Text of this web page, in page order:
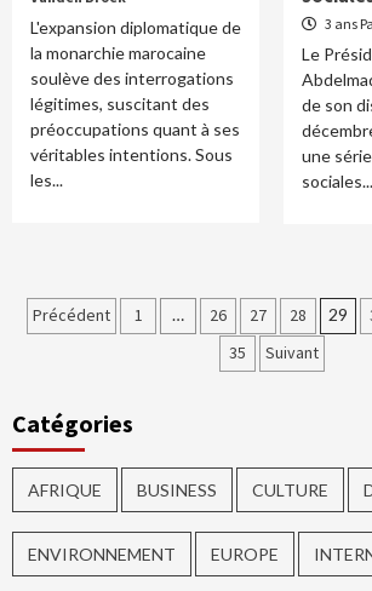
L'expansion diplomatique de
la monarchie marocaine
soulève des interrogations
légitimes, suscitant des
préoccupations quant à ses
véritables intentions. Sous
les...
3 ans
Le
de son
une
sociales...
Précédent 1 … 26 27 28 29
35 Suivant
Catégories
AFRIQUE BUSINESS CULTURE
ENVIRONNEMENT EUROPE